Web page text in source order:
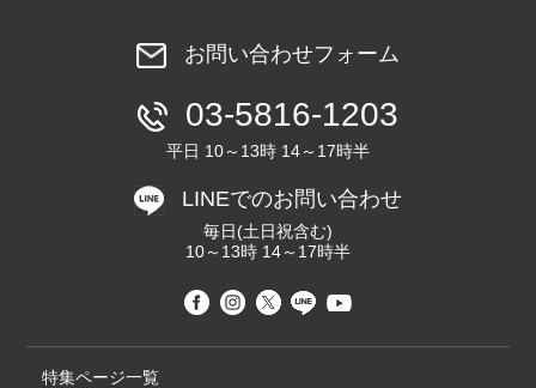
お問い合わせフォーム
03-5816-1203
平日 10～13時 14～17時半
LINEでのお問い合わせ
毎日(土日祝含む)
10～13時 14～17時半
特集ページ一覧